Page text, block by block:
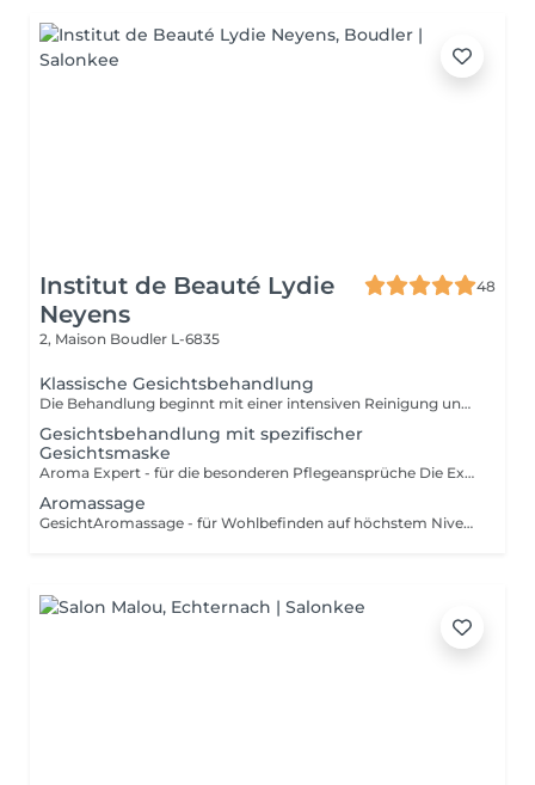
Institut de Beauté Lydie
Neyens
48
2, Maison Boudler L-6835
Klassische Gesichtsbehandlung
Die Behandlung beginnt mit einer intensiven Reinigung und einem Gesichtswasser das Ihre Haut neutralisiert und beruhigt. Make-Up und Umwelteinflüsse werden sanft entfernt. Bei der anschließenden Behandlung werden ausschließlich auf die Bedürfnisse Ihrer Haut abgestimmte Produkte verwendet. Mit einem Peeling werden die oberste Zelllagen der Haut abgetragen und die Poren werden geöffnet. Unreinheiten der Haut werden professionell und sanft entfernt. Nach der Tiefenausreinigung freut sich die Haut auf eine entspannende Massage bei der Sie die Augen schließen dürfen und einfach nur genießen können. Eine wirkstoffreiche Maske rundet alles ab. Mit einer Pflegenden Creme wird die Behandlung abgeschlossen und Sie können entspannt in Ihren weiteren Tag starten. Diese Behandlung ist für alle Hauttypen geeignet.
Gesichtsbehandlung mit spezifischer
Gesichtsmaske
Aroma Expert - für die besonderen Pflegeansprüche Die Expert-Behandlungen sind die exklusivsten Decleor Behandlungen für höchste Pflegeansprüche. Neben den Ihrem Hauttyp entsprechenden Aromessencen und Baumes werden die konzentrierten Spezialmasken, die kurz vor dem Auftragen verrührt werden, in das Behandlungsritual integriert. - Maske Hydra Force für feuchtigkeitsarme Haut - Maske Aroma Lisse für sehr müde Haut - Maske Mate and Pure für Misch- und ölige Haut - Maske Harmonie Douceur Expert für empfindliche Haut Elemente der Aroma Expert Behandlung: Reinigungsritual (Reinigung, Intensivreinigung, mildes Peeling), Tiefenausreinigung und Massage für Gesicht, Hals und Dekolleté,Tagespflege. Diese Behandlung ist für alle Hauttypen geeignet.
Aromassage
GesichtAromassage - für Wohlbefinden auf höchstem Niveau Dies ist eine sanfte Massagebehandlung für alle, die Stressabbau, Beruhigung und Entspannung suchen, für entspannte Gesichtszüge und einen leuchtenden Teint. Genießen Sie die wohltuende Kraft Ätherischer Öle. Elemente der Aromassage Behandlung: Reinigungsritual (Reinigung, Intensivreinigung, mildes Peeling), Massage für Gesicht, Hals und Dekolleté, Maske, Tagespflege. Diese Behandlung ist für alle Hauttypen geeignet.